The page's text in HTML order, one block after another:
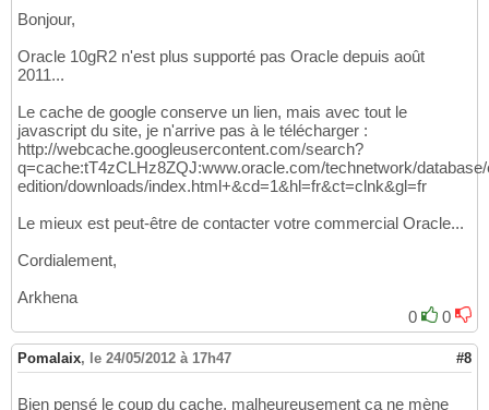
Bonjour,
Oracle 10gR2 n'est plus supporté pas Oracle depuis août
2011...
Le cache de google conserve un lien, mais avec tout le
javascript du site, je n'arrive pas à le télécharger :
http://webcache.googleusercontent.com/search?
q=cache:tT4zCLHz8ZQJ:www.oracle.com/technetwork/
edition/downloads/index.html+&cd=1&hl=fr&ct=clnk&gl=fr
Le mieux est peut-être de contacter votre commercial Oracle...
Cordialement,
Arkhena
0
0
Pomalaix, le 24/05/2012 à 17h47 #8
Bien pensé le coup du cache, malheureusement ça ne mène